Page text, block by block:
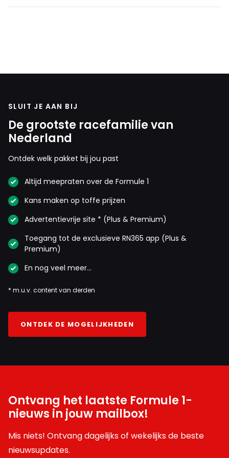
SLUIT JE AAN BIJ
De grootste racefamilie van
Nederland
Ontdek welk pakket bij jou past
Altijd meepraten over de Formule 1
Kans maken op toffe prijzen
Advertentievrije site * (Plus & Premium)
Toegang tot de exclusieve RN365 app (Plus &
Premium)
En nog veel meer…
* m.u.v. content van derden
ONTDEK DE MOGELIJKHEDEN
Ontvang het laatste Formule 1-
nieuws in jouw mailbox!
Mis niets! Ontvang dagelijks of wekelijks de beste
nieuwsupdates.